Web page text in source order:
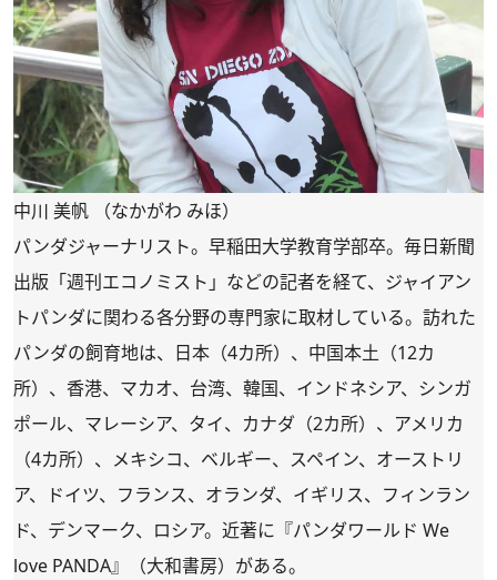
中川 美帆 （なかがわ みほ）
パンダジャーナリスト。早稲田大学教育学部卒。毎日新聞
出版「週刊エコノミスト」などの記者を経て、ジャイアン
トパンダに関わる各分野の専門家に取材している。訪れた
パンダの飼育地は、日本（4カ所）、中国本土（12カ
所）、香港、マカオ、台湾、韓国、インドネシア、シンガ
ポール、マレーシア、タイ、カナダ（2カ所）、アメリカ
（4カ所）、メキシコ、ベルギー、スペイン、オーストリ
ア、ドイツ、フランス、オランダ、イギリス、フィンラン
ド、デンマーク、ロシア。近著に『パンダワールド We
love PANDA』（大和書房）がある。